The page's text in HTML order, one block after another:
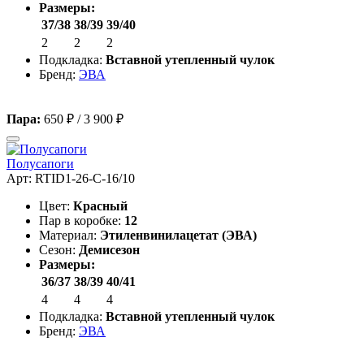
Размеры:
37/38 38/39 39/40
2
2
2
Подкладка: Вставной утепленный чулок
Бренд: ЭВА
Пара: 650 ₽ /3 900 ₽
Полусапоги
Арт: RTID1-26-C-16/10
Цвет: Красный
Пар в коробке: 12
Материал: Этиленвинилацетат (ЭВА)
Сезон: Демисезон
Размеры:
36/37 38/39 40/41
4
4
4
Подкладка: Вставной утепленный чулок
Бренд: ЭВА